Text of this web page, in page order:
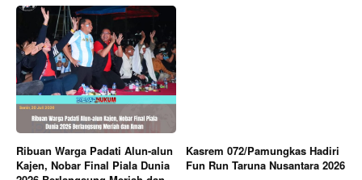
Ribuan Warga Padati Alun-alun
Kajen, Nobar Final Piala Dunia
Kasrem 072/Pamungkas Hadiri
Fun Run Taruna Nusantara 2026